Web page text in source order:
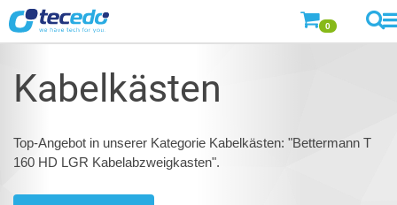
0
Kabelkästen
Top-Angebot in unserer Kategorie Kabelkästen: "Bettermann T
160 HD LGR Kabelabzweigkasten".